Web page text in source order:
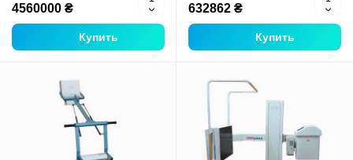
4560000 ₴
Купить
632862 ₴
Купить